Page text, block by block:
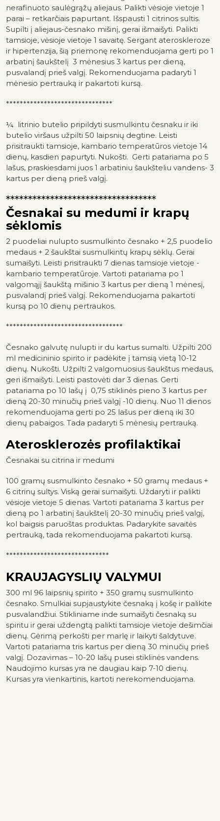
nerafinuoto saulėgrąžų aliejaus. Palikti vėsioje vietoje 1
parai – retkarčiais papurtant. Išspausti 1 citrinos sultis.
Supilti į aliejaus-česnako mišinį, gerai išmaišyti. Palikti
tamsioje, vėsioje vietoje 1 savaitę. Sergant ateroskleroze
ir hipertenzija, šią priemonę rekomenduojama gerti po 1
arbatinį šaukštelį 3 mėnesius 3 kartus per dieną,
pusvalandį prieš valgį. Rekomenduojama padaryti 1
mėnesio pertrauką ir pakartoti kursą.
*******************************
¼ litrinio butelio pripildyti susmulkintu česnaku ir iki
butelio viršaus užpilti 50 laipsnių degtine. Leisti
prisitraukti tamsioje, kambario temperatūros vietoje 14
dienų, kasdien papurtyti. Nukošti. Gerti patariama po 5
lašus, praskiesdami juos 1 arbatiniu šaukšteliu vandens- 3
kartus per dieną prieš valgį.
**********************************
Česnakai su medumi ir krapų
sėklomis
2 puodeliai nulupto susmulkinto česnako + 2,5 puodelio
medaus + 2 šaukštai susmulkintų krapų sėklų. Gerai
sumaišyti. Leisti prisitraukti 7 dienas tamsioje vietoje -
kambario temperatūroje. Vartoti patariama po 1
valgomąjį šaukštą mišinio 3 kartus per dieną 1 mėnesį,
pusvalandį prieš valgį. Rekomenduojama pakartoti
kursą po 10 dienų pertraukos.
**********************************
Česnako galvutę nulupti ir du kartus sumalti. Užpilti 200
ml medicininio spirito ir padėkite į tamsią vietą 10-12
dienų. Nukošti. Užpilti 2 valgomuosius šaukštus medaus,
geri išmaišyti. Leisti pastovėti dar 3 dienas. Gerti
patariama po 10 lašų į 0,75 stiklinės pieno 3 kartus per
dieną 20-30 minučių prieš valgį -10 dienų. Nuo 11 dienos
rekomenduojama gerti po 25 lašus per dieną iki 30
dienų pabaigos. Tada padaryti 5 mėnesių pertrauką.
Aterosklerozės profilaktikai
Česnakai su citrina ir medumi
100 gramų susmulkinto česnako + 50 gramų medaus +
6 citrinų sultys. Viską gerai sumaišyti. Uždaryti ir palikti
vėsioje vietoje 5 dienas. Vartoti patariama 3 kartus per
dieną po 1 arbatinį šaukštelį 20-30 minučių prieš valgį,
kol baigsis paruoštas produktas. Padarykite savaitės
pertrauką, tada rekomenduojama pakartoti kursą.
******************************
KRAUJAGYSLIŲ VALYMUI
300 ml 96 laipsnių spirito + 350 gramų susmulkinto
česnako. Smulkiai supjaustykite česnaką į košę ir palikite
pusvalandžiui. Stikliniame inde sumaišyti česnaką su
spiritu ir gerai uždengtą palikti tamsioje vietoje dešimčiai
dienų. Gėrimą perkošti per marlę ir laikyti šaldytuve.
Vartoti patariama tris kartus per dieną 30 minučių prieš
valgį. Dozavimas – 10-20 lašų pusei stiklinės vandens.
Naudojimo kursas yra ne daugiau kaip 7-10 dienų.
Kursas yra vienkartinis, kartoti nerekomenduojama.